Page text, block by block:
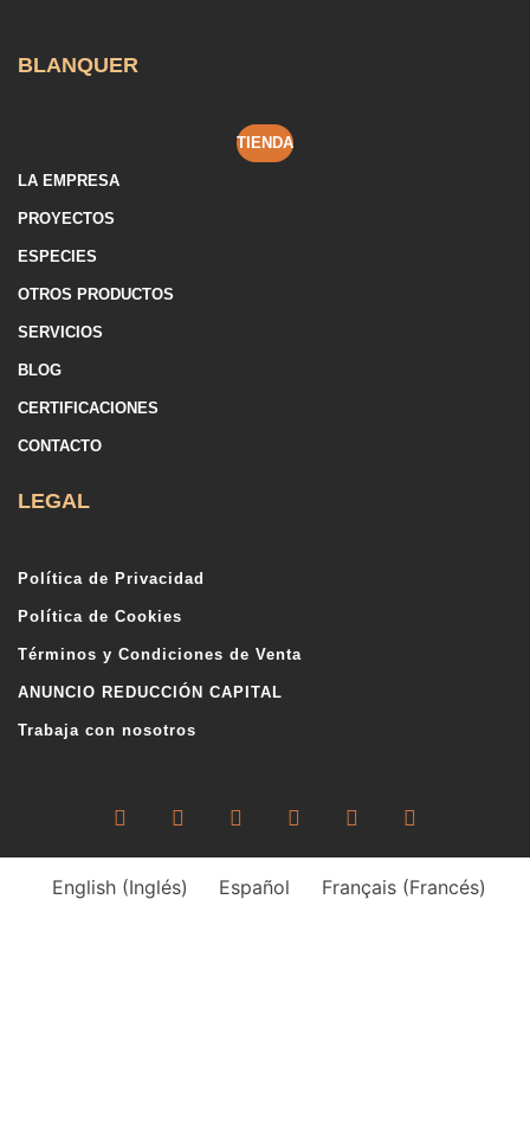
BLANQUER
TIENDA
LA EMPRESA
PROYECTOS
ESPECIES
OTROS PRODUCTOS
SERVICIOS
BLOG
CERTIFICACIONES
CONTACTO
LEGAL
Política de Privacidad
Política de Cookies
Términos y Condiciones de Venta
ANUNCIO REDUCCIÓN CAPITAL
Trabaja con nosotros
English(Inglés) Español Français(Francés)